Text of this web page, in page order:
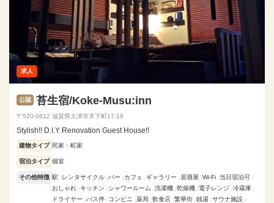
公認 苔生宿/Koke-Musu:inn
〒520-0812 滋賀県大津市木下町17-19
Stylish!! D.I.Y Renovation Guest House!!
建物タイプ 民家・町家
宿泊タイプ 個室
その他特徴 駅 レンタサイクル バー カフェ ギャラリー 居酒屋 Wi-Fi
当日宿泊可
おしゃれ
キッチン シャワールーム 洗濯機 乾燥機 電子レンジ
冷蔵庫
ドライヤー
バス停 コンビニ 薬局 飲食店 繁華街 銭湯 サウナ施設
求人